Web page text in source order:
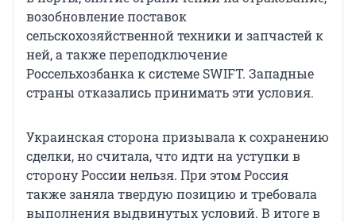
возобновление поставок
сельскохозяйственной техники и запчастей к
ней, а также переподключение
Россельхозбанка к системе SWIFT. Западные
страны отказались принимать эти условия.
Украинская сторона призывала к сохранению
сделки, но считала, что идти на уступки в
сторону России нельзя. При этом Россия
также заняла твердую позицию и требовала
выполнения выдвинутых условий. В итоге в